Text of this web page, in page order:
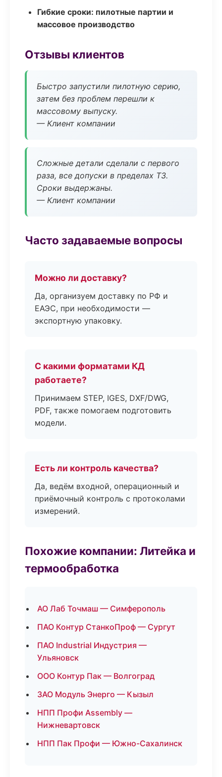
Гибкие сроки: пилотные партии и
массовое производство
Отзывы клиентов
Быстро запустили пилотную серию,
затем без проблем перешли к
массовому выпуску.
— Клиент компании
Сложные детали сделали с первого
раза, все допуски в пределах ТЗ.
Сроки выдержаны.
— Клиент компании
Часто задаваемые вопросы
Можно ли доставку?
Да, организуем доставку по РФ и
ЕАЭС, при необходимости —
экспортную упаковку.
С какими форматами КД
работаете?
Принимаем STEP, IGES, DXF/DWG,
PDF, также помогаем подготовить
модели.
Есть ли контроль качества?
Да, ведём входной, операционный и
приёмочный контроль с протоколами
измерений.
Похожие компании: Литейка и
термообработка
АО Лаб Точмаш — Симферополь
ПАО Контур СтанкоПроф — Сургут
ПАО Industrial Индустрия —
Ульяновск
ООО Контур Пак — Волгоград
ЗАО Модуль Энерго — Кызыл
НПП Профи Assembly —
Нижневартовск
НПП Пак Профи — Южно-Сахалинск